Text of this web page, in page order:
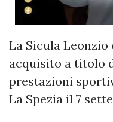
La Sicula
acquisito a titolo
prestazioni
La Spezia il 7